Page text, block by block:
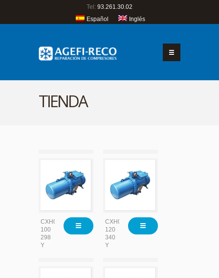
Tel: 93.261.30.02
Español
Inglés
TIENDA
CXH02-
100
298
Y
CXH02-
120
340
Y